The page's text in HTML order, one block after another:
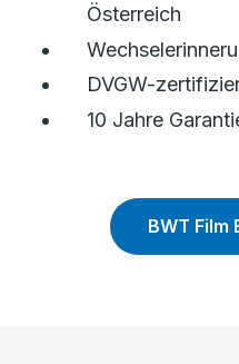
Österreich
DVGW-
10 Jahre
BWT Film